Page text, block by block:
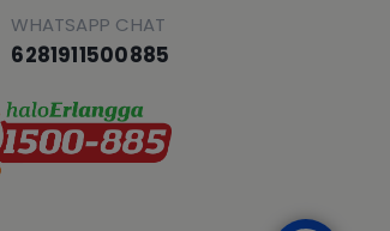
WHATSAPP CHAT
6281911500885